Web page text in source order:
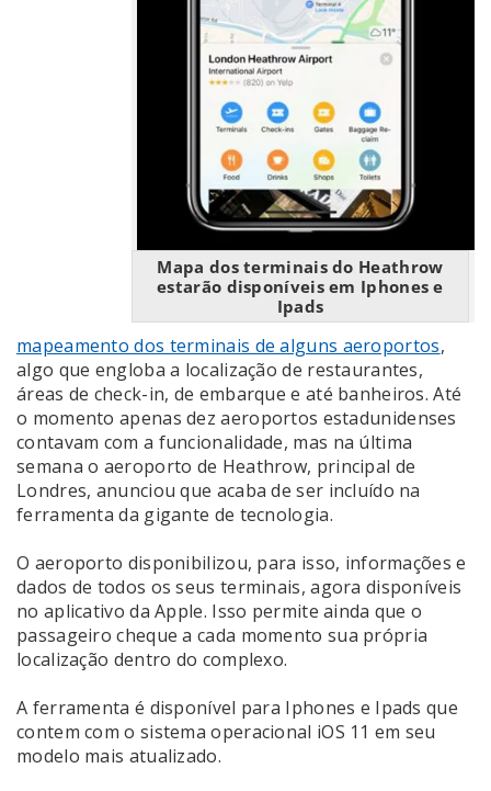
Mapa dos terminais do Heathrow
estarão disponíveis em Iphones e
Ipads
mapeamento dos terminais de alguns aeroportos,
algo que engloba a localização de restaurantes,
áreas de check-in, de embarque e até banheiros. Até
o momento apenas dez aeroportos estadunidenses
contavam com a funcionalidade, mas na última
semana o aeroporto de Heathrow, principal de
Londres, anunciou que acaba de ser incluído na
ferramenta da gigante de tecnologia.
O aeroporto disponibilizou, para isso, informações e
dados de todos os seus terminais, agora disponíveis
no aplicativo da Apple. Isso permite ainda que o
passageiro cheque a cada momento sua própria
localização dentro do complexo.
A ferramenta é disponível para Iphones e Ipads que
contem com o sistema operacional iOS 11 em seu
modelo mais atualizado.